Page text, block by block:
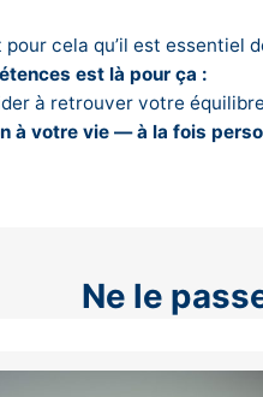
pour cela qu’il est
est là pour ça :
à retrouver votre
à votre vie — à la fois
Ne le